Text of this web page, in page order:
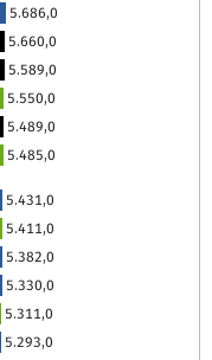
5.686,0
5.660,0
5.589,0
5.550,0
5.489,0
5.485,0
5.431,0
5.411,0
5.382,0
5.330,0
5.311,0
5.293,0